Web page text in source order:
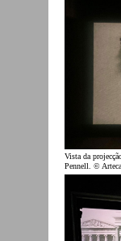
Vista da
Pennell. ©